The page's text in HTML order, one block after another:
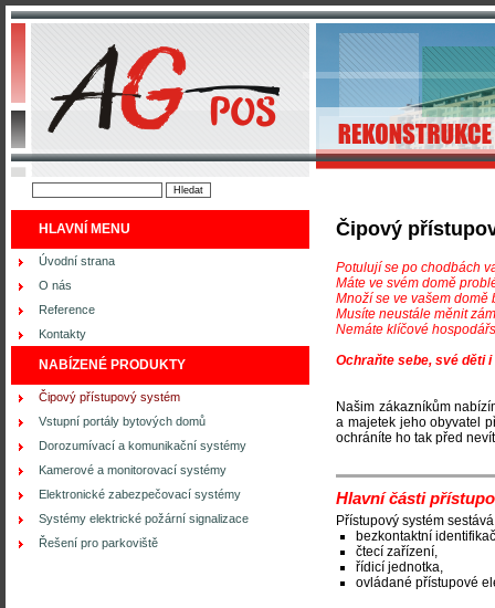
HLAVNÍ MENU
Úvodní strana
O nás
Reference
Kontakty
NABÍZENÉ PRODUKTY
Čipový přístupový systém
Vstupní portály bytových domů
Dorozumívací a komunikační systémy
Kamerové a monitorovací systémy
Elektronické zabezpečovací systémy
Systémy elektrické požární signalizace
Řešení pro parkoviště
Čipový
Potulují se po chodbách
Máte ve svém domě
Množí se ve vašem domě
Musíte neustále měnit
Nemáte klíčové
Ochraňte sebe, své děti
Našim zákazníkům
a majetek jeho obyvatel
ochráníte ho tak před
Hlavní části
Přístupový systém
bezkontaktní
čtecí zařízení,
řídicí jednotka,
ovládané přístupové